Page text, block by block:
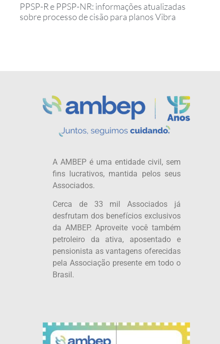
PPSP-R e PPSP-NR: informações atualizadas
sobre processo de cisão para planos Vibra
A AMBEP é uma entidade civil, sem
fins lucrativos, mantida pelos seus
Associados.
Cerca de 33 mil Associados já
desfrutam dos benefícios exclusivos
da AMBEP. Aproveite você também
petroleiro da ativa, aposentado e
pensionista as vantagens oferecidas
pela Associação presente em todo o
Brasil.